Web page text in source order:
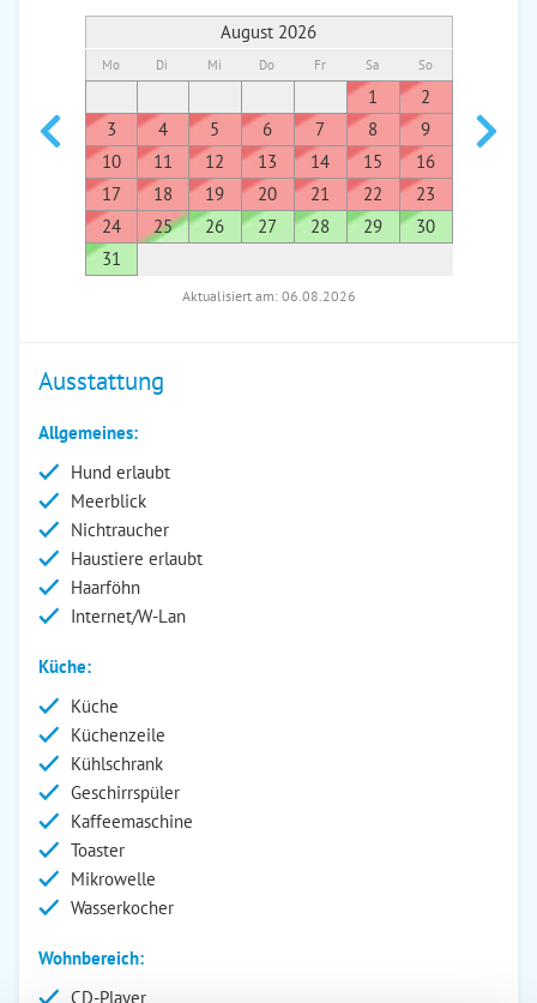
August 2026
Mo Di Mi Do Fr Sa So
1
2
3
4 5 6 7 8
9
10
11 12 13 14 15
16
17
18 19 20 21 22
23
24
25 26 27 28 29
30
31
7
Aktualisiert am: 06.08.2026
Ausstattung
Allgemeines:
Hund erlaubt
Meerblick
Nichtraucher
Haustiere erlaubt
Haarföhn
Internet/W-Lan
Küche:
Küche
Küchenzeile
Kühlschrank
Geschirrspüler
Kaffeemaschine
Toaster
Mikrowelle
Wasserkocher
Wohnbereich:
CD-Player